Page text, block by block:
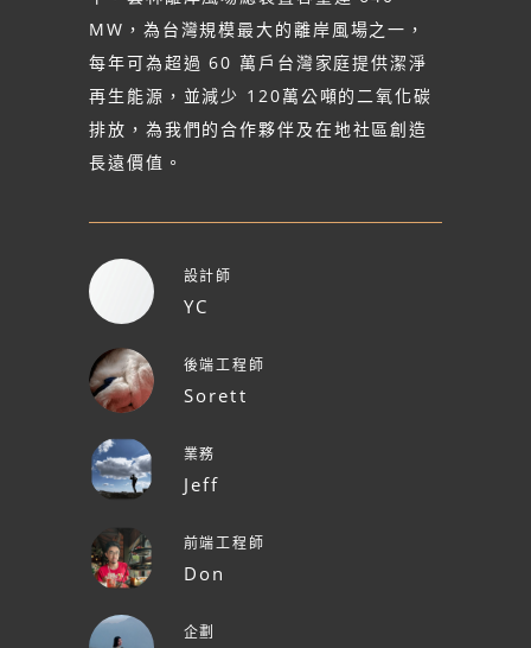
MW，為台灣規模最大的離岸風場之一，
每年可為超過 60 萬戶台灣家庭提供潔淨
再生能源，並減少 120萬公噸的二氧化碳
排放，為我們的合作夥伴及在地社區創造
長遠價值。
設計師
YC
後端工程師
Sorett
業務
Jeff
前端工程師
Don
企劃